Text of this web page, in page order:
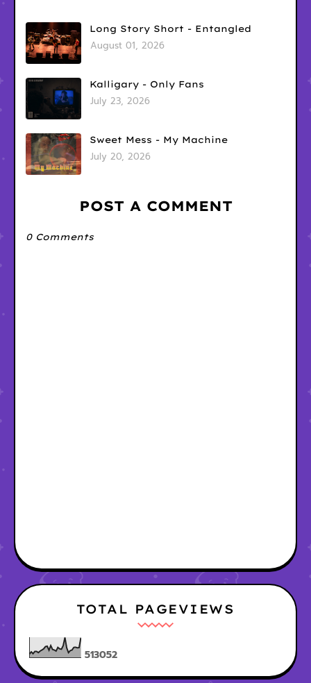
Long Story Short - Entangled
August 01, 2026
Kalligary - Only Fans
July 23, 2026
Sweet Mess - My Machine
July 20, 2026
POST A COMMENT
0 Comments
TOTAL PAGEVIEWS
513052